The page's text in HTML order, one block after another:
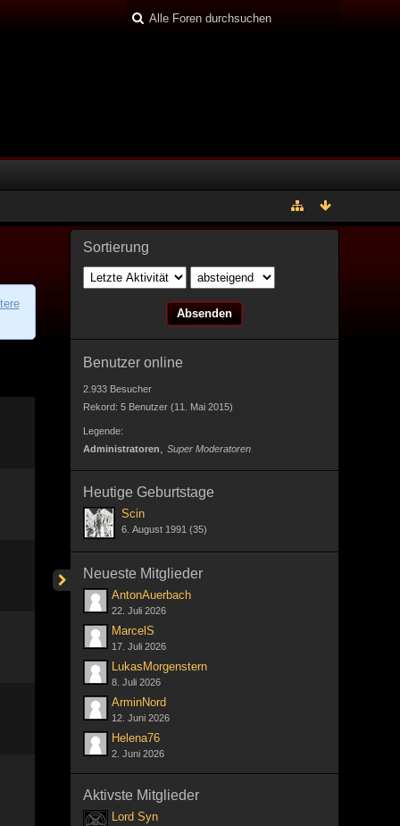
Sortierung
Benutzer online
2.933 Besucher
Rekord: 5 Benutzer (11. Mai 2015)
Legende:
Administratoren
Super Moderatoren
Heutige Geburtstage
Scin
6. August 1991 (35)
Neueste Mitglieder
AntonAuerbach
22. Juli 2026
MarcelS
17. Juli 2026
LukasMorgenstern
8. Juli 2026
ArminNord
12. Juni 2026
Helena76
2. Juni 2026
Aktivste Mitglieder
Lord Syn